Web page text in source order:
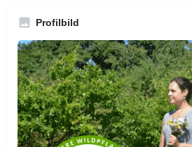
Profilbild